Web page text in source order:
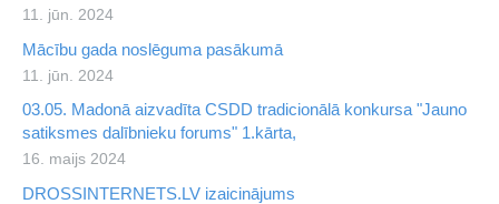
11. jūn. 2024
Mācību gada noslēguma pasākumā
11. jūn. 2024
03.05. Madonā aizvadīta CSDD tradicionālā konkursa "Jauno
satiksmes dalībnieku forums" 1.kārta,
16. maijs 2024
DROSSINTERNETS.LV izaicinājums